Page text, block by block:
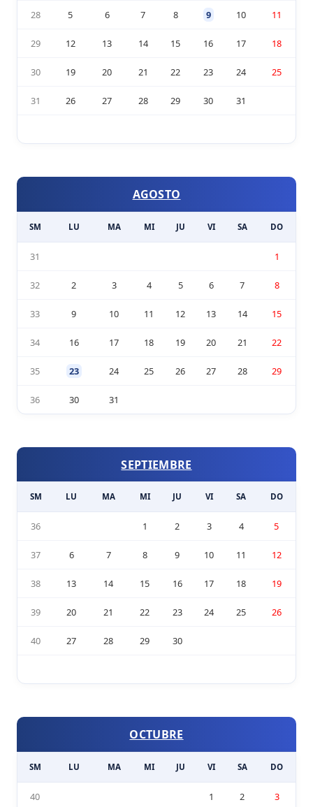
28 5 6 7 8 9 10 11
29 12 13 14 15 16 17 18
30 19 20 21 22 23 24 25
31 26 27 28 29 30 31
AGOSTO
SM LU MA MI JU VI SA DO
31 1
32 2 3 4 5 6 7 8
33 9 10 11 12 13 14 15
34 16 17 18 19 20 21 22
35 23 24 25 26 27 28 29
36 30 31
SEPTIEMBRE
SM LU MA MI JU VI SA DO
36 1 2 3 4 5
37 6 7 8 9 10 11 12
38 13 14 15 16 17 18 19
39 20 21 22 23 24 25 26
40 27 28 29 30
OCTUBRE
SM LU MA MI JU VI SA DO
40 1 2 3